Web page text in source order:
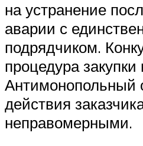
на устранение
аварии с
подрядчиком.
процедура
Антимонопольный
действия
неправомерными.